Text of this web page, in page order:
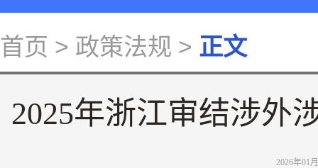
首页 > 政策法规 > 正文
2025年浙江审结涉外
2026年01